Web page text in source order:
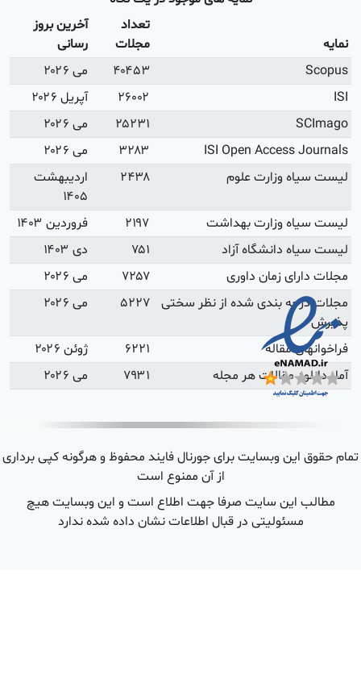
رسانی
می ۲۰۲۶
آپریل ۲۰۲۶
می ۲۰۲۶
می ۲۰۲۶
اردیبهشت
فروردین ۱۴۰۳
دی ۱۴۰۳
می ۲۰۲۶
می ۲۰۲۶
ژوئن ۲۰۲۶
می ۲۰۲۶
هرگونه کپی برداری
وبسایت هیچ